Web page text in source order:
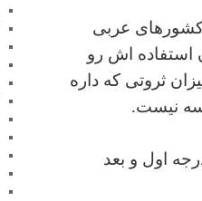
عربی
استفاده اش رو
ثروتی که داره
نیست.
اول و بعد